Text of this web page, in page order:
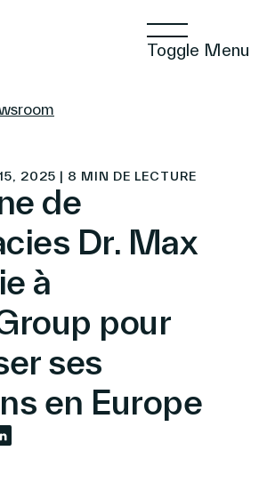
Toggle Menu
2025 | 8 MIN DE LECTURE
de
Dr. Max
à
pour
ses
en Europe